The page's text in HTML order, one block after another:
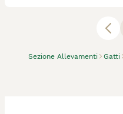
Sezione Allevamenti Gatti